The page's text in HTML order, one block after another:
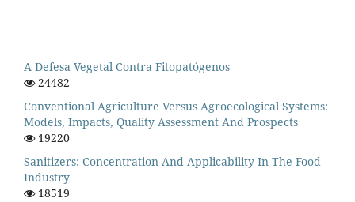
A Defesa Vegetal Contra Fitopatógenos
24482
Conventional Agriculture Versus Agroecological Systems:
Models, Impacts, Quality Assessment And Prospects
19220
Sanitizers: Concentration And Applicability In The Food
Industry
18519